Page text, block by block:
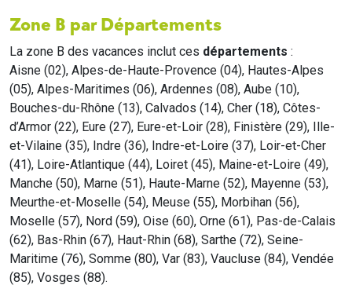
Zone B par Départements
La zone B des vacances inclut ces départements :
Aisne (02), Alpes-de-Haute-Provence (04), Hautes-Alpes
(05), Alpes-Maritimes (06), Ardennes (08), Aube (10),
Bouches-du-Rhône (13), Calvados (14), Cher (18), Côtes-
d’Armor (22), Eure (27), Eure-et-Loir (28), Finistère (29), Ille-
et-Vilaine (35), Indre (36), Indre-et-Loire (37), Loir-et-Cher
(41), Loire-Atlantique (44), Loiret (45), Maine-et-Loire (49),
Manche (50), Marne (51), Haute-Marne (52), Mayenne (53),
Meurthe-et-Moselle (54), Meuse (55), Morbihan (56),
Moselle (57), Nord (59), Oise (60), Orne (61), Pas-de-Calais
(62), Bas-Rhin (67), Haut-Rhin (68), Sarthe (72), Seine-
Maritime (76), Somme (80), Var (83), Vaucluse (84), Vendée
(85), Vosges (88).